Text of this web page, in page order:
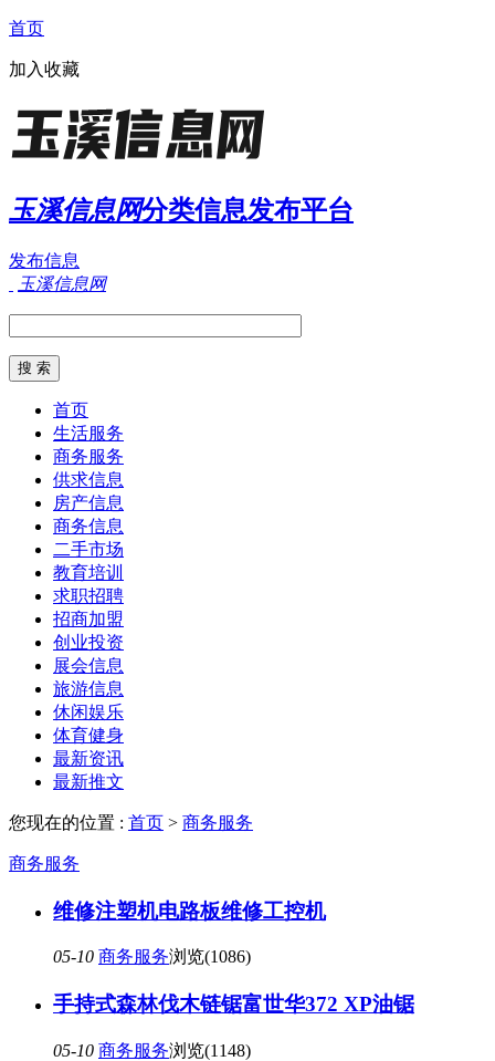
首页
加入收藏
玉溪信息网分类信息发布平台
发布信息
玉溪信息网
首页
生活服务
商务服务
供求信息
房产信息
商务信息
二手市场
教育培训
求职招聘
招商加盟
创业投资
展会信息
旅游信息
休闲娱乐
体育健身
最新资讯
最新推文
您现在的位置 : 首页 > 商务服务
商务服务
维修注塑机电路板维修工控机
05-10 商务服务浏览(1086)
手持式森林伐木链锯富世华372 XP油锯
05-10 商务服务浏览(1148)